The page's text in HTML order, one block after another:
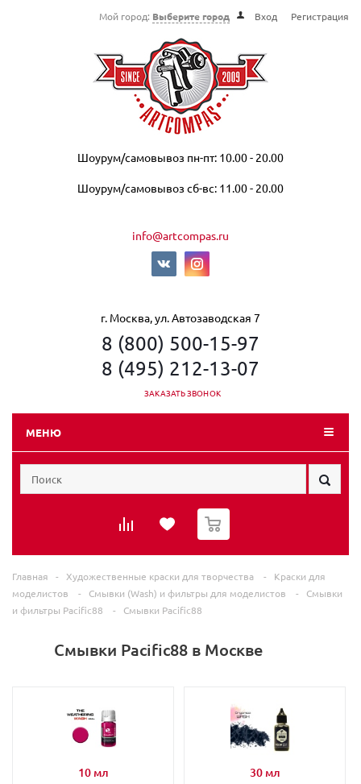
Мой город: Выберите город Вход Регистрация
Шоурум/самовывоз пн-пт: 10.00 - 20.00
Шоурум/самовывоз сб-вс: 11.00 - 20.00
info@artcompas.ru
г. Москва, ул. Автозаводская 7
8 (800) 500-15-97
8 (495) 212-13-07
ЗАКАЗАТЬ ЗВОНОК
МЕНЮ
0
Главная - Художественные краски для творчества -
Краски для
моделистов
- Смывки (Wash) и фильтры для моделистов -
Смывки
и фильтры Pacific88
- Смывки Pacific88
Смывки Pacific88 в Москве
10 мл 30 мл